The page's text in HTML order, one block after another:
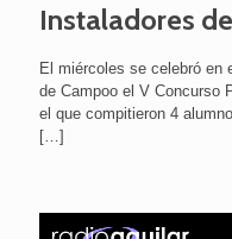
Instaladores
El miércoles se celebró en
de Campoo el V Concurso
el que compitieron 4
[…]